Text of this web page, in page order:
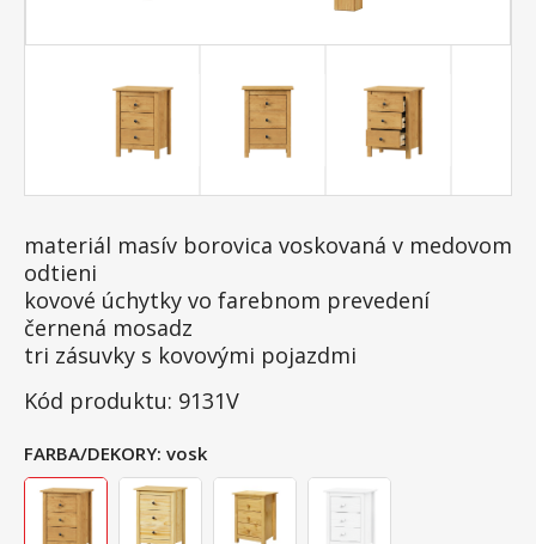
materiál masív borovica voskovaná v medovom
odtieni
kovové úchytky vo farebnom prevedení
černená mosadz
tri zásuvky s kovovými pojazdmi
Kód produktu: 9131V
FARBA/DEKORY: vosk